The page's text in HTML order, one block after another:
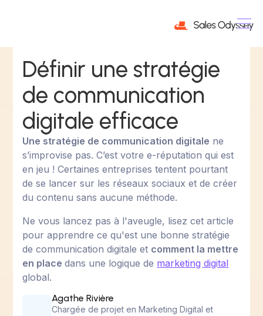
Définir une stratégie
de communication
digitale efficace
Une stratégie de communication digitale ne
s’improvise pas. C’est votre e-réputation qui est
en jeu ! Certaines entreprises tentent pourtant
de se lancer sur les réseaux sociaux et de créer
du contenu sans aucune méthode.
Ne vous lancez pas à l'aveugle, lisez cet article
pour apprendre ce qu'est une bonne stratégie
de communication digitale et comment la mettre
en placedans une logique de marketing digital
global.
Agathe Rivière
Chargée de projet en Marketing Digital et